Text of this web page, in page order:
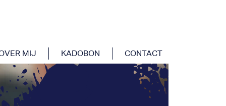
MIJ KADOBON CONTACT